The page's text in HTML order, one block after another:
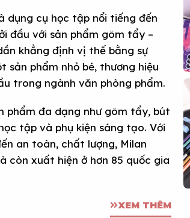
dụng cụ học tập nổi tiếng đến
đầu với sản phẩm gôm tẩy –
khẳng định vị thế bằng sự
phẩm nhỏ bé, thương hiệu
trong ngành văn phòng phẩm.
phẩm đa dạng như gôm tẩy, bút
tập và phụ kiện sáng tạo. Với
an toàn, chất lượng, Milan
còn xuất hiện ở hơn 85 quốc gia
XEM THÊM